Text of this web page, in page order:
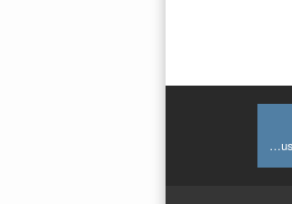
Join us on Instagram